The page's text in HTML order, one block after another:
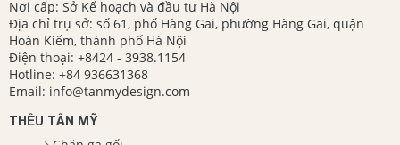
Nơi cấp: Sở Kế hoạch và đầu tư Hà Nội
Địa chỉ trụ sở: số 61, phố Hàng Gai, phường Hàng Gai, quận
Hoàn Kiếm, thành phố Hà Nội
Điện thoại: +8424 - 3938.1154
Hotline: +84 936631368
Email: info@tanmydesign.com
THÊU TÂN MỸ